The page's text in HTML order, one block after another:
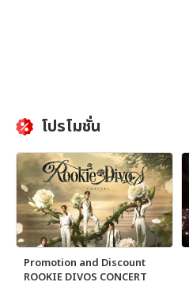
โปรโมชั่น
Promotion and Discount
ROOKIE DIVOS CONCERT